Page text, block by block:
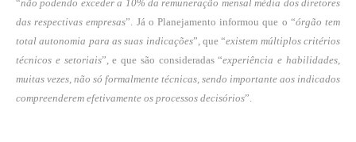
“não podendo exceder a 10% da remuneração mensal média dos diretores
das respectivas empresas”. Já o Planejamento informou que o “órgão tem
total autonomia para as suas indicações”, que “existem múltiplos critérios
técnicos e setoriais”, e que são consideradas “experiência e habilidades,
muitas vezes, não só formalmente técnicas, sendo importante aos indicados
compreenderem efetivamente os processos decisórios”.